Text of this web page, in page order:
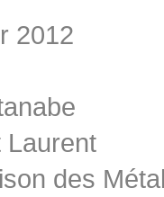
2012
Laurent
des